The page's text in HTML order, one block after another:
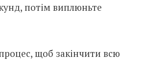
потім виплюньте
щоб закінчити всю